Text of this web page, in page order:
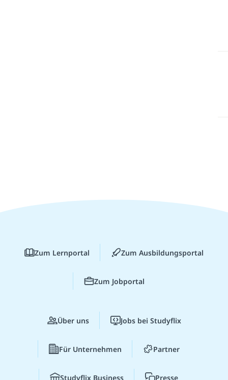
Zum Lernportal Zum Ausbildungsportal
Zum Jobportal
Über uns Jobs bei Studyflix
Für Unternehmen Partner
Studyflix Business Presse